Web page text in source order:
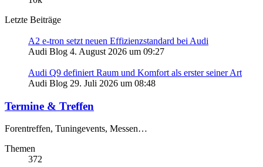
Letzte Beiträge
A2 e-tron setzt neuen Effizienzstandard bei Audi
Audi Blog 4. August 2026 um 09:27
Audi Q9 definiert Raum und Komfort als erster seiner Art
Audi Blog 29. Juli 2026 um 08:48
Termine & Treffen
Forentreffen, Tuningevents, Messen…
Themen
372